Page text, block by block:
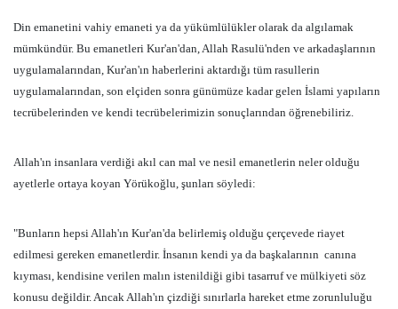
Din emanetini vahiy emaneti ya da yükümlülükler olarak da algılamak
mümkündür. Bu emanetleri Kur'an'dan, Allah Rasulü'nden ve arkadaşlarının
uygulamalarından, Kur'an'ın haberlerini aktardığı tüm rasullerin
uygulamalarından, son elçiden sonra günümüze kadar gelen İslami yapıların
tecrübelerinden ve kendi tecrübelerimizin sonuçlarından öğrenebiliriz.
Allah'ın insanlara verdiği akıl can mal ve nesil emanetlerin neler olduğu
ayetlerle ortaya koyan Yörükoğlu, şunları söyledi:
"Bunların hepsi Allah'ın Kur'an'da belirlemiş olduğu çerçevede riayet
edilmesi gereken emanetlerdir. İnsanın kendi ya da başkalarının canına
kıyması, kendisine verilen malın istenildiği gibi tasarruf ve mülkiyeti söz
konusu değildir. Ancak Allah'ın çizdiği sınırlarla hareket etme zorunluluğu